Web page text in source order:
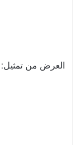
العرض من